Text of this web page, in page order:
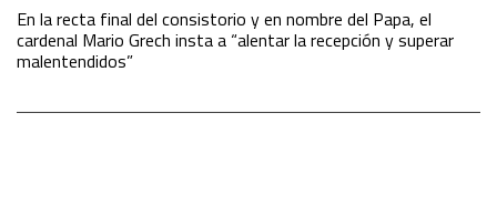
En la recta final del consistorio y en nombre del Papa, el
cardenal Mario Grech insta a “alentar la recepción y superar
malentendidos”